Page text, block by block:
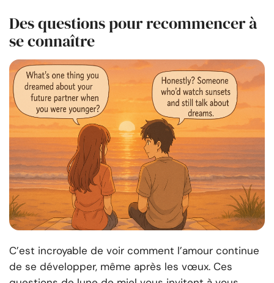
Des questions pour recommencer à
se connaître
C’est incroyable de voir comment l’amour continue
de se développer, même après les vœux. Ces